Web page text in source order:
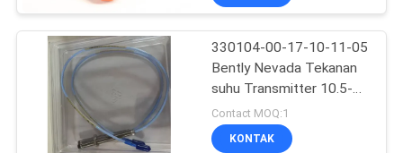
Kontrol Circuit
Board
219
330104-00-17-10-11-05
Bently Nevada Tekanan
suhu Transmitter 10.5-
42.4V DC
Contact MOQ:1
KONTAK